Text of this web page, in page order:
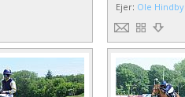
Ejer: Ole Hindby